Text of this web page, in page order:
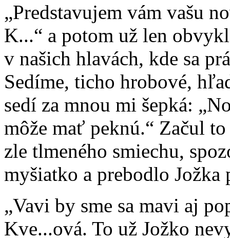
„Predstavujem vám vašu
K...“ a potom už len
v našich hlavách, kde sa
Sedíme, ticho hrobové,
sedí za mnou mi šepká:
môže mať peknú.“ Začul
zle tlmeného smiechu,
myšiatko a prebodlo Jožka
„Vavi by sme sa mavi aj
Kve...ová. To už Jožko